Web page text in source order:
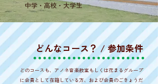
中学・高校・大学生
​どんなコース？ / 参加条件
どのコースも、アノネ音楽教室もしくは花まるグループ
に会員として在籍している方、および会員のごきょうだ